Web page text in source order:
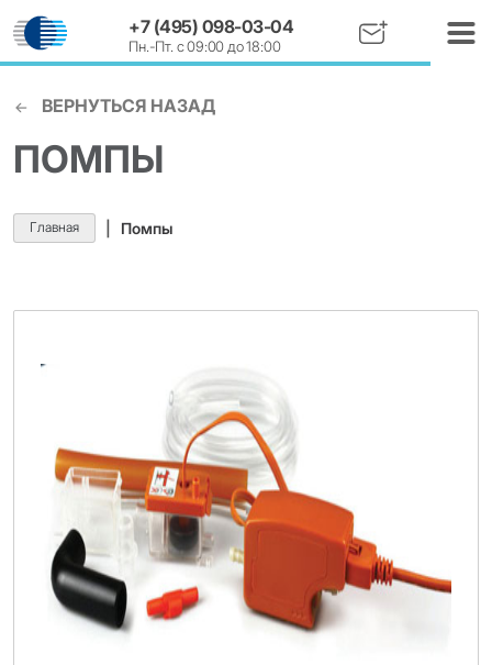
+7 (495) 098-03-04
Пн.-Пт. с 09:00 до 18:00
ВЕРНУТЬСЯ НАЗАД
ПОМПЫ
Главная Помпы